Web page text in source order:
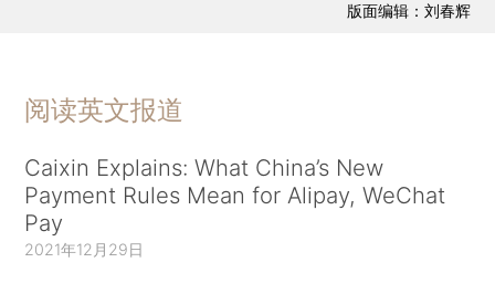
版面编辑：刘春辉
阅读英文报道
Caixin Explains: What China’s New
Payment Rules Mean for Alipay, WeChat
Pay
2021年12月29日